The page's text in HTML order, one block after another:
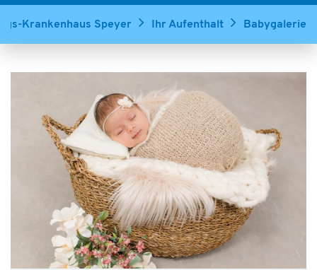
Home
Ihr Aufenthalt
Über uns
Ausbildung & Karriere
Krankenhaus Speyer Ihr Aufenthalt Babygalerie